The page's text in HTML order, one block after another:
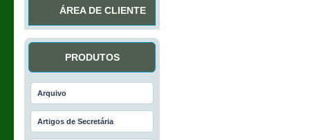
ÁREA DE CLIENTE
PRODUTOS
Arquivo
Artigos de Secretária